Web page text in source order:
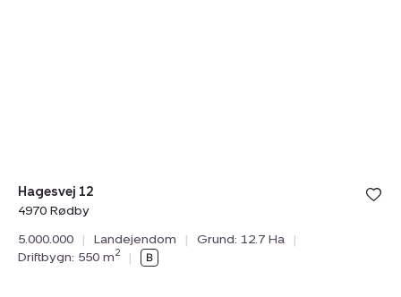
Bolig er
under
Hagesvej 12
4970 Rødby
5.000.000
| Landejendom | Grund: 12.7 Ha
|
Driftbygn: 550 m2 |